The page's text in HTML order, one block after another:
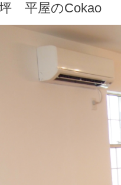
平屋のCokao